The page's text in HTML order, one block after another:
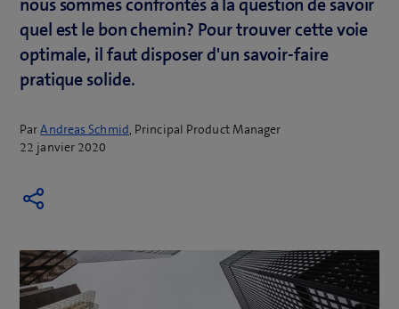
quel est le bon chemin? Pour trouver cette voie
optimale, il faut disposer d'un savoir-faire
pratique solide.
ParAndreas Schmid, Principal Product Manager
22 janvier 2020